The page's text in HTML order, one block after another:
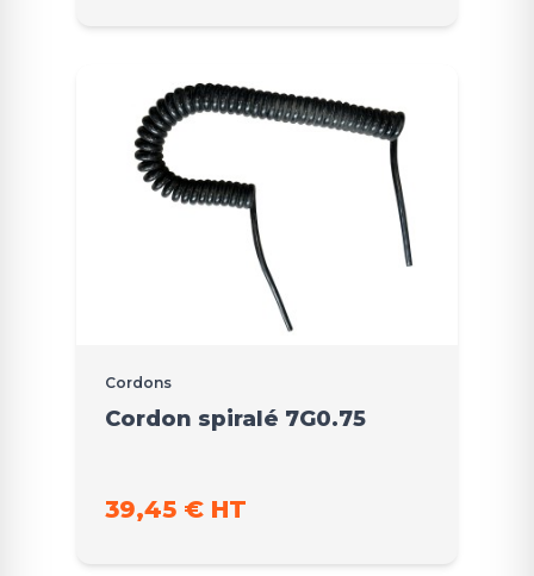
Cordons
Cordon spiralé 7G0.75
39,45 € HT